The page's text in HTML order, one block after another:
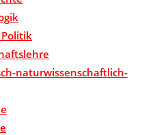
naturwissenschaftlich-